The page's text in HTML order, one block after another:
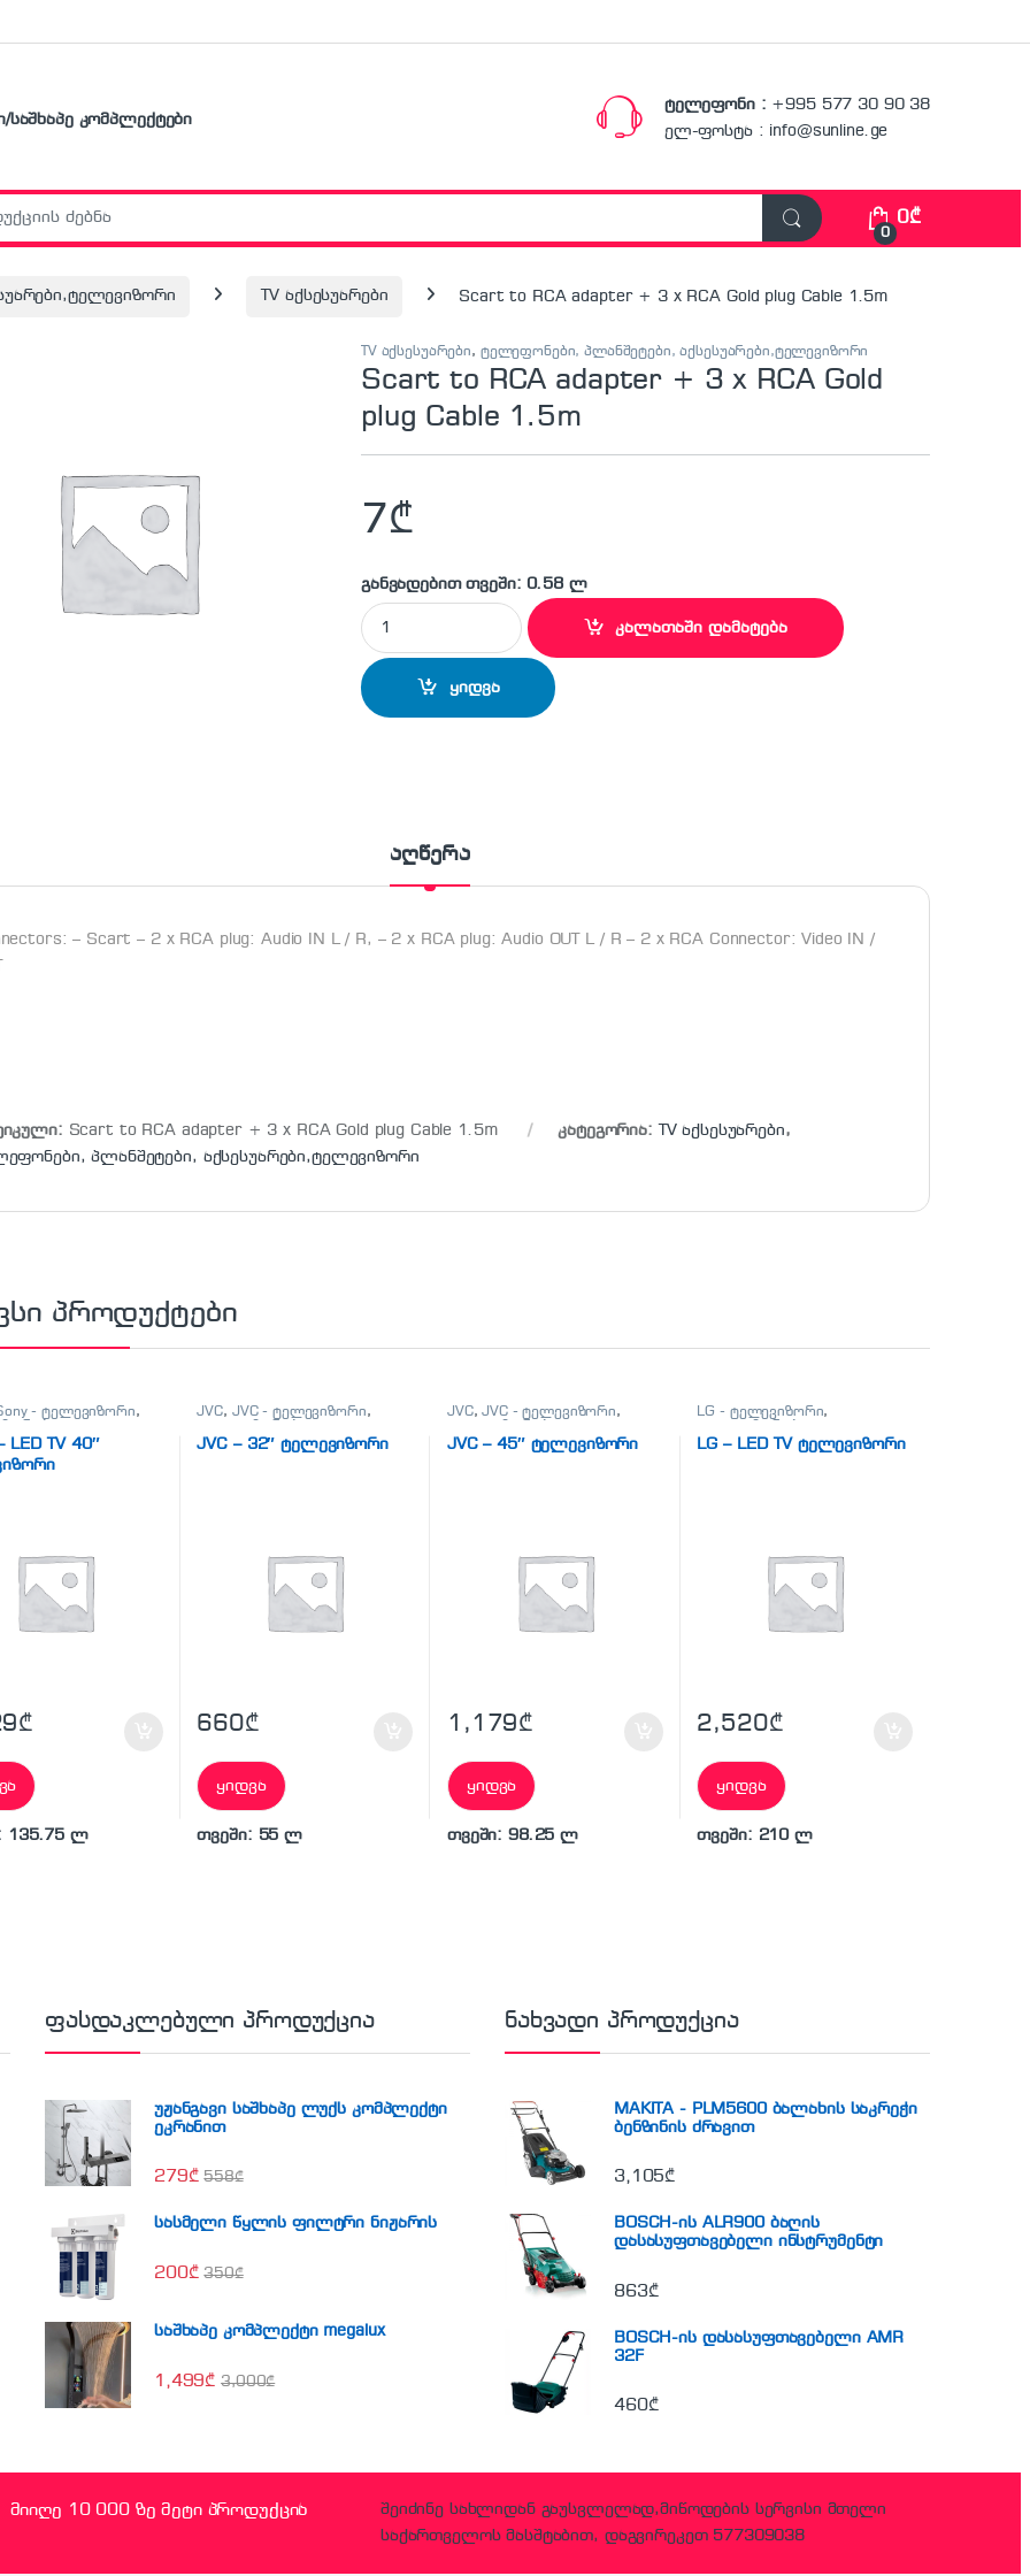
საშხაპე კომპლექტები
ტელეფონი : +995 577 30 90 38
ელ-ფოსტა : info@sunline.ge
0
0₾
TV აქსესუარები Scart to RCA adapter + 3 x RCA Gold plug Cable 1.5m
TV აქსესუარები, ტელეფონები, პლანშეტები, აქსესუარები,ტელევიზორი
Scart to RCA adapter + 3 x RCA Gold
plug Cable 1.5m
7₾
განვადებით თვეში: 0.58 ლ
Scart to RCA adapter + 3 x RCA Gold plug Cable 1.5m quantity
კალათაში დამატება
ყიდვა
აღწერა
– Scart – 2 x RCA plug: Audio IN L / R, – 2 x RCA plug: Audio OUT L / R – 2 x RCA Connector: Video IN /
Scart to RCA adapter + 3 x RCA Gold plug Cable 1.5m კატეგორია: TV აქსესუარები,
პლანშეტები, აქსესუარები,ტელევიზორი
პროდუქტები
- ტელევიზორი,
პლანშეტები,
LED TV 40″
₾
135.75 ლ
JVC, JVC - ტელევიზორი,
ტელეფონები, პლანშეტები,
აქსესუარები,ტელევიზორი
JVC – 32″ ტელევიზორი
660₾
ყიდვა
თვეში: 55 ლ
JVC,JVC - ტელევიზორი,
ტელეფონები, პლანშეტები,
აქსესუარები,ტელევიზორი
JVC – 45″ ტელევიზორი
1,179₾
ყიდვა
თვეში: 98.25 ლ
LG - ტელევიზორი,
ტელეფონები, პლანშეტები,
აქსესუარები,ტელევიზორი
LG – LED TV ტელევიზორი
2,520₾
ყიდვა
თვეში: 210 ლ
ფასდაკლებული პროდუქცია
უჟანგავი საშხაპე ლუქს კომპლექტი
ეკრანით
279₾ 558₾
სასმელი წყლის ფილტრი ნიჟარის
200₾ 350₾
საშხაპე კომპლექტი megalux
1,499₾ 3,000₾
ნახვადი პროდუქცია
MAKITA - PLM5600 ბალახის საკრეჭი
ბენზინის ძრავით
3,105₾
BOSCH-ის ALR900 ბაღის
დასასუფთავებელი ინსტრუმენტი
863₾
BOSCH-ის დასასუფთავებელი AMR
32F
460₾
მიიღე 10 000 ზე მეტი პროდუქცია
შეიძინე სახლიდან გაუსვლელად,მიწოდების სერვისი მთელი
საქართველოს მასშტაბით, დაგვირეკეთ 577309038